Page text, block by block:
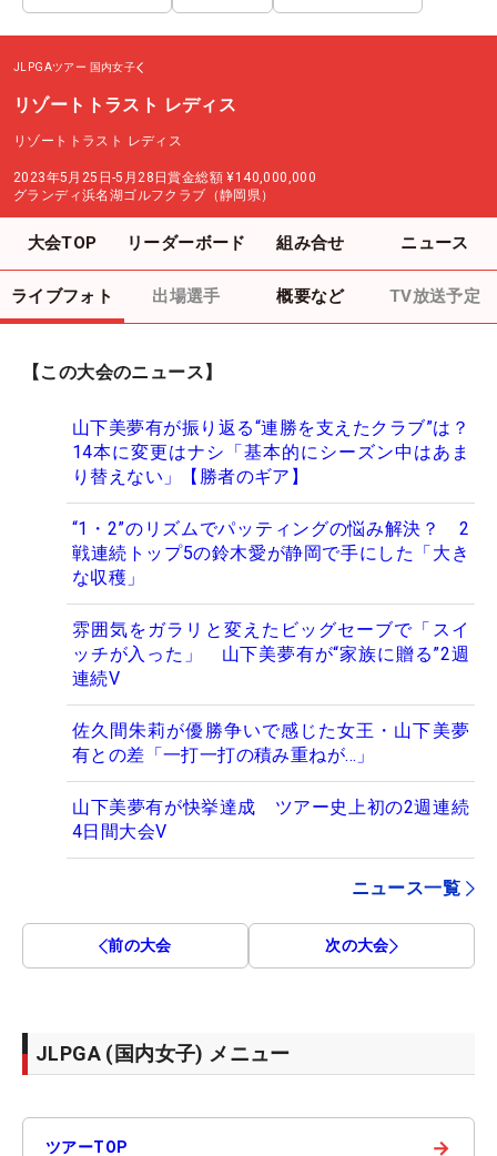
JLPGAツアー 国内女子
リゾートトラスト レディス
リゾートトラスト レディス
2023年5月25日-5月28日賞金総額 ¥140,000,000
グランディ浜名湖ゴルフクラブ（静岡県）
大会TOP リーダーボード 組み合せ ニュース
ライブフォト 出場選手 概要など TV放送予定
【この大会のニュース】
山下美夢有が振り返る“連勝を支えたクラブ”は？
14本に変更はナシ「基本的にシーズン中はあま
り替えない」【勝者のギア】
“1・2”のリズムでパッティングの悩み解決？ 2
戦連続トップ5の鈴木愛が静岡で手にした「大き
な収穫」
雰囲気をガラリと変えたビッグセーブで「スイ
ッチが入った」 山下美夢有が“家族に贈る”2週
連続V
佐久間朱莉が優勝争いで感じた女王・山下美夢
有との差「一打一打の積み重ねが…」
山下美夢有が快挙達成 ツアー史上初の2週連続
4日間大会V
ニュース一覧
前の大会 次の大会
JLPGA (国内女子) メニュー
ツアーTOP →